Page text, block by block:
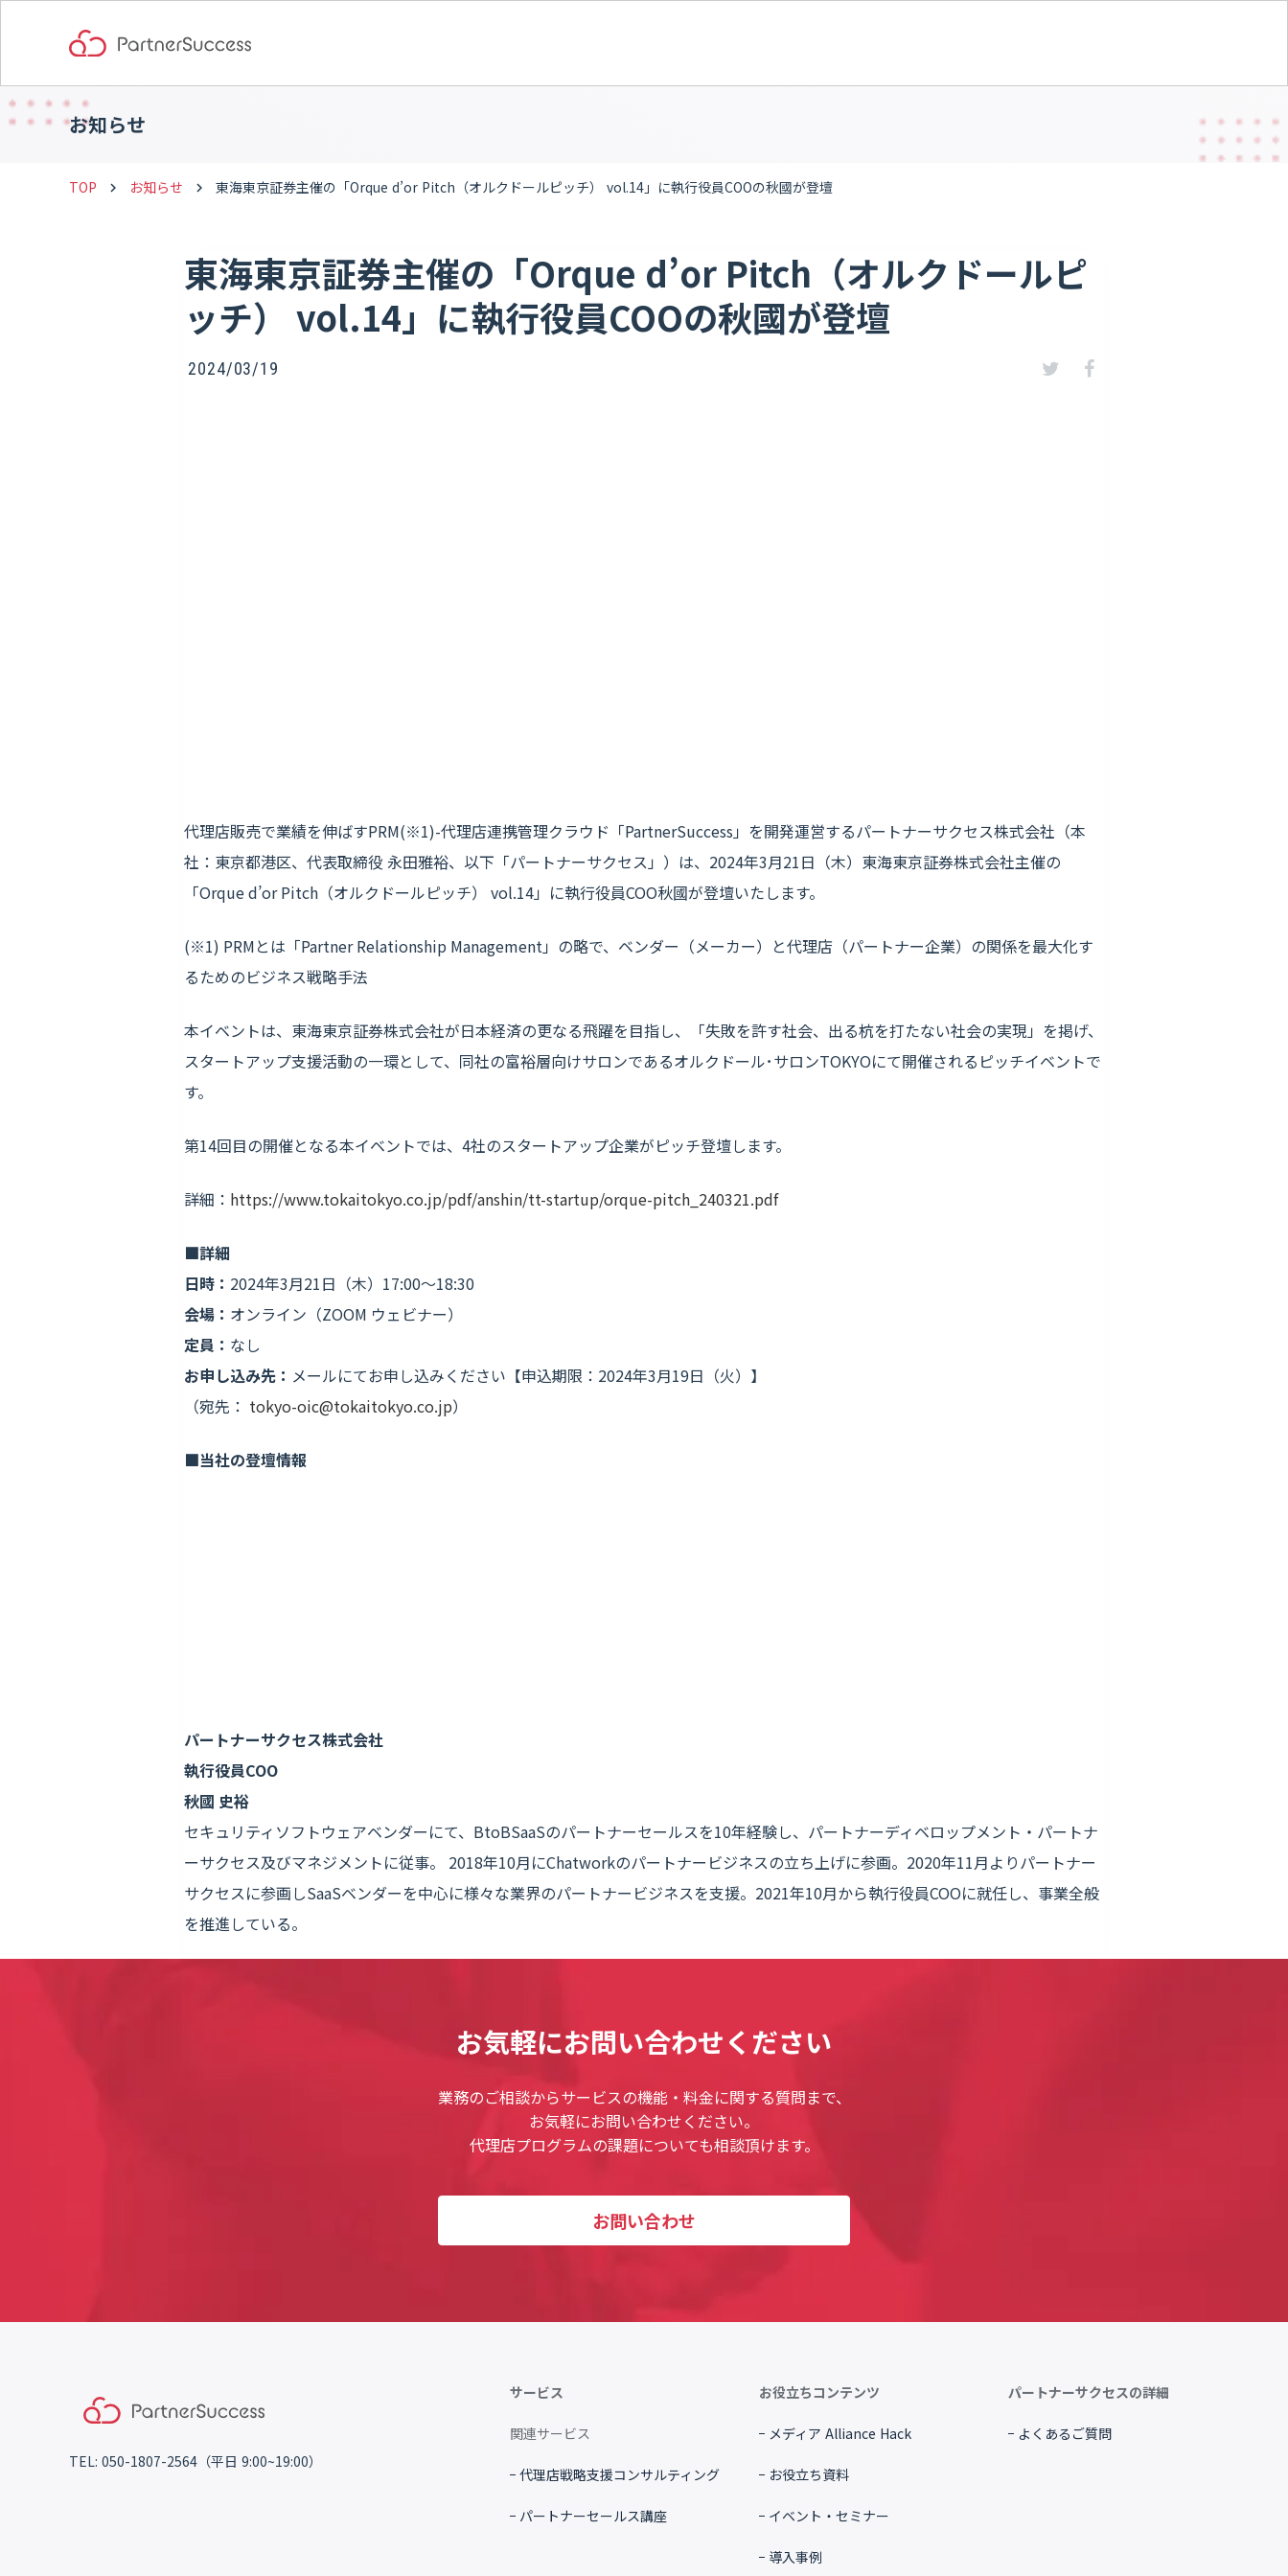
お知らせ
TOP keyboard_arrow_right お知らせ keyboard_arrow_right 東海東京証券主催の「Orque d’or Pitch（オルクドールピッチ） vol.14」に執行役員COOの秋國が登壇
東海東京証券主催の「Orque d’or Pitch（オルクドールピ
ッチ） vol.14」に執行役員COOの秋國が登壇
2024/03/19
代理店販売で業績を伸ばすPRM(※1)-代理店連携管理クラウド「PartnerSuccess」を開発運営するパートナーサクセス株式会社（本
社：東京都港区、代表取締役 永田雅裕、以下「パートナーサクセス」）は、2024年3月21日（木）東海東京証券株式会社主催の
「Orque d’or Pitch（オルクドールピッチ） vol.14」に執行役員COO秋國が登壇いたします。
(※1) PRMとは「Partner Relationship Management」の略で、ベンダー（メーカー）と代理店（パートナー企業）の関係を最大化す
るためのビジネス戦略手法
本イベントは、東海東京証券株式会社が日本経済の更なる飛躍を目指し、「失敗を許す社会、出る杭を打たない社会の実現」を掲げ、
スタートアップ支援活動の一環として、同社の富裕層向けサロンであるオルクドール･サロンTOKYOにて開催されるピッチイベントで
す。
第14回目の開催となる本イベントでは、4社のスタートアップ企業がピッチ登壇します。
詳細： https://www.tokaitokyo.co.jp/pdf/anshin/tt-startup/orque-pitch_240321.pdf
■詳細
日時： 2024年3月21日（木）17:00〜18:30
会場： オンライン（ZOOM ウェビナー）
定員： なし
お申し込み先： メールにてお申し込みください【申込期限：2024年3月19日（火）】
（宛先： tokyo-oic@tokaitokyo.co.jp）
■当社の登壇情報
パートナーサクセス株式会社
執行役員COO
秋國 史裕
セキュリティソフトウェアベンダーにて、BtoBSaaSのパートナーセールスを10年経験し、パートナーディベロップメント・パートナ
ーサクセス及びマネジメントに従事。 2018年10月にChatworkのパートナービジネスの立ち上げに参画。2020年11月よりパートナー
サクセスに参画しSaaSベンダーを中心に様々な業界のパートナービジネスを支援。2021年10月から執行役員COOに就任し、事業全般
を推進している。
お気軽にお問い合わせください
業務のご相談からサービスの機能・料金に関する質問まで、
お気軽にお問い合わせください。
代理店プログラムの課題についても相談頂けます。
お問い合わせ
TEL: 050-1807-2564（平日 9:00~19:00）
サービス
関連サービス
代理店戦略支援コンサルティング
パートナーセールス講座
お役立ちコンテンツ
メディア Alliance Hack
お役立ち資料
イベント・セミナー
導入事例
パートナーサクセスの詳細
よくあるご質問